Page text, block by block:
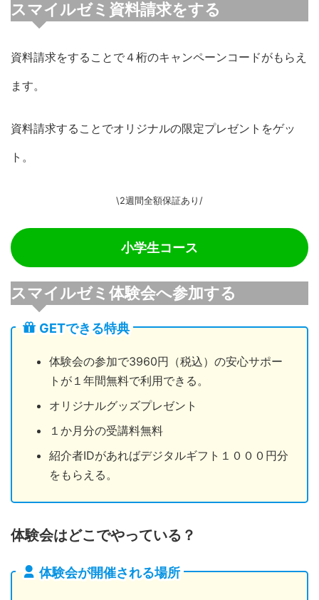
スマイルゼミ資料請求をする
資料請求をすることで４桁のキャンペーンコードがもらえ
ます。
資料請求することでオリジナルの限定プレゼントをゲッ
ト。
\2週間全額保証あり/
小学生コース
スマイルゼミ体験会へ参加する
GETできる特典
体験会の参加で3960円（税込）の安心サポー
トが１年間無料で利用できる。
オリジナルグッズプレゼント
１か月分の受講料無料
紹介者IDがあればデジタルギフト１０００円分
をもらえる。
体験会はどこでやっている？
体験会が開催される場所